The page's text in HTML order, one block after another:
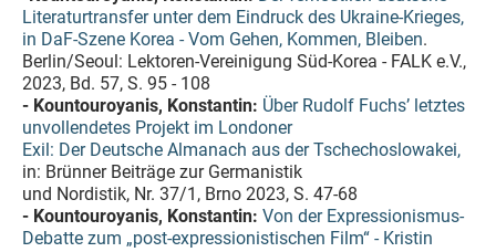
Literaturtransfer unter dem Eindruck des Ukraine-Krieges,
in DaF-Szene Korea - Vom Gehen, Kommen, Bleiben.
Berlin/Seoul: Lektoren-Vereinigung Süd-Korea - FALK e.V.,
2023, Bd. 57, S. 95 - 108
- Kountouroyanis, Konstantin: Über Rudolf Fuchs’ letztes
unvollendetes Projekt im Londoner
Exil: Der Deutsche Almanach aus der Tschechoslowakei,
in: Brünner Beiträge zur Germanistik
und Nordistik, Nr. 37/1, Brno 2023, S. 47-68
- Kountouroyanis, Konstantin: Von der Expressionismus-
Debatte zum „post-expressionistischen Film“ - Kristin